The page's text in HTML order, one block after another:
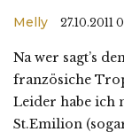
Melly 27.10.2011
Na wer sagt’s
französiche
Leider habe ich
St.Emilion